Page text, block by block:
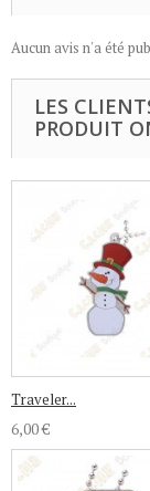
Aucun avis n'a été
LES
PRODUIT
Traveler...
6,00 €